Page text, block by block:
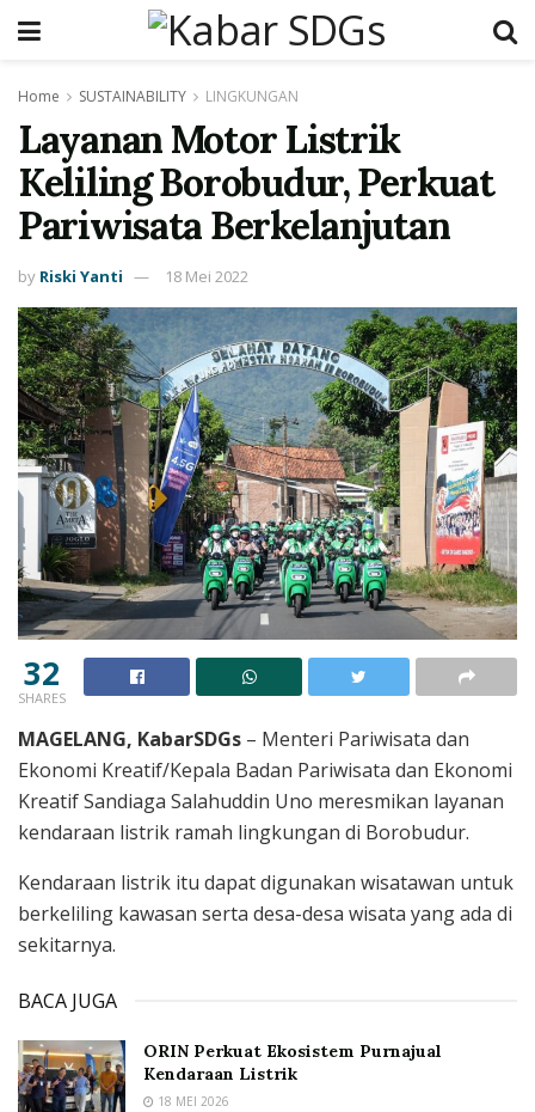
Home SUSTAINABILITY LINGKUNGAN
Layanan Motor Listrik
Keliling Borobudur, Perkuat
Pariwisata Berkelanjutan
by Riski Yanti 18 Mei 2022
32
SHARES
MAGELANG, KabarSDGs – Menteri Pariwisata dan
Ekonomi Kreatif/Kepala Badan Pariwisata dan Ekonomi
Kreatif Sandiaga Salahuddin Uno meresmikan layanan
kendaraan listrik ramah lingkungan di Borobudur.
Kendaraan listrik itu dapat digunakan wisatawan untuk
berkeliling kawasan serta desa-desa wisata yang ada di
sekitarnya.
BACA JUGA
ORIN Perkuat Ekosistem Purnajual
Kendaraan Listrik
18 MEI 2026